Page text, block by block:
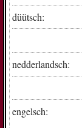
düütsch:
nedderlandsch:
engelsch: